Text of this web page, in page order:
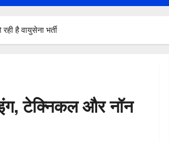
है वायुसेना भर्ती
टेक्निकल और नॉन